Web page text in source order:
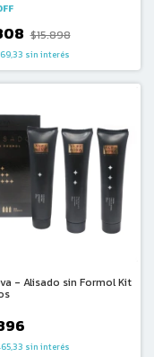
$15.898
sin interés
- Alisado sin Formol Kit
sin interés